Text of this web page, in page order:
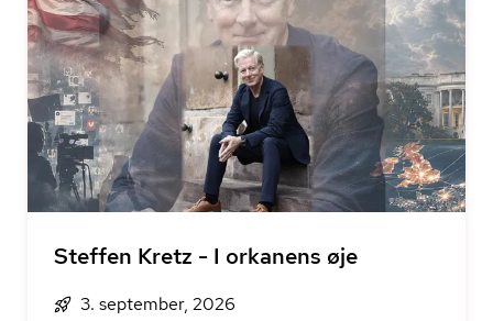
Steffen Kretz - I orkanens øje
3. september, 2026